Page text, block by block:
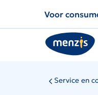
voor
snelle
navigatie
Voor
Service en